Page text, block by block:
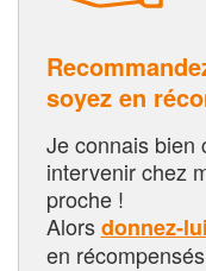
soyez en
Je connais bien
intervenir chez
proche !
Alorsdonnez-
en